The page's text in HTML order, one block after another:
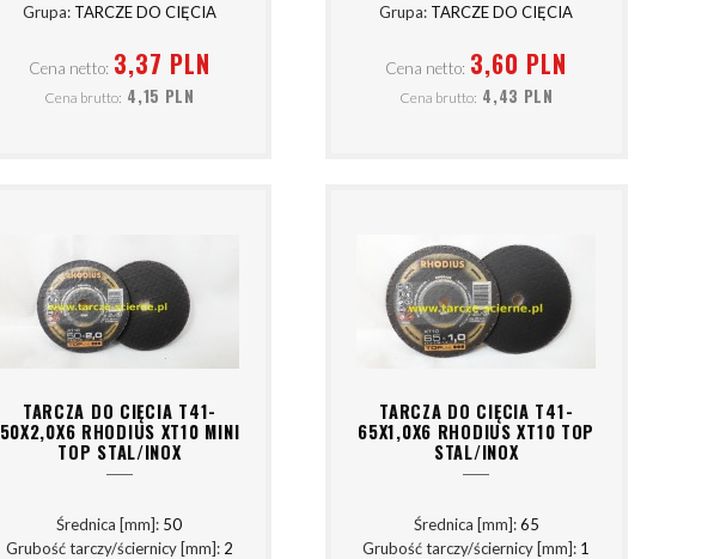
Grupa: TARCZE DO CIĘCIA
Cena netto: 3,37 PLN
Cena brutto: 4,15 PLN
Grupa: TARCZE DO CIĘCIA
Cena netto: 3,60 PLN
Cena brutto: 4,43 PLN
TARCZA DO CIĘCIA T41-
50X2,0X6 RHODIUS XT10 MINI
TOP STAL/INOX
Średnica [mm]: 50
Grubość tarczy/ściernicy [mm]: 2
TARCZA DO CIĘCIA T41-
65X1,0X6 RHODIUS XT10 TOP
STAL/INOX
Średnica [mm]:65
Grubość tarczy/ściernicy [mm]: 1